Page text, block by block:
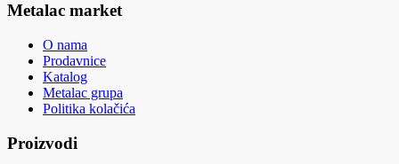
Metalac market
O nama
Prodavnice
Katalog
Metalac grupa
Politika kolačića
Proizvodi